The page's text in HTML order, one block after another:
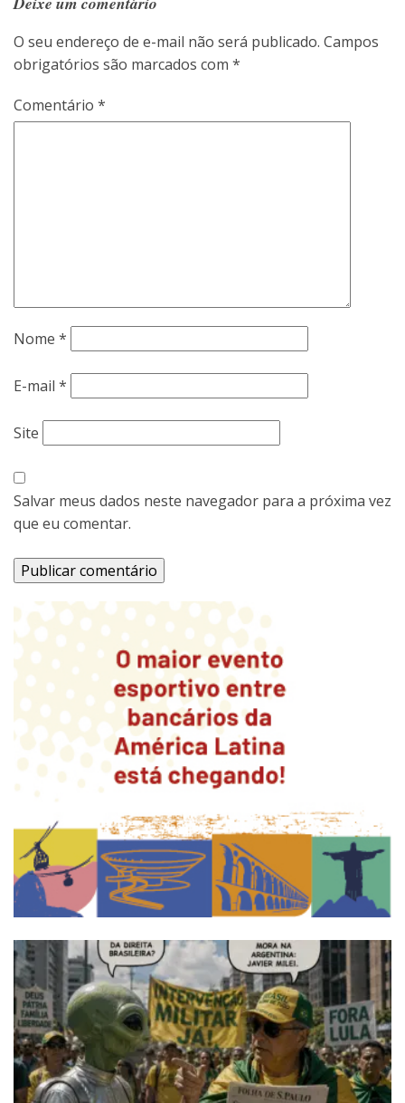
O seu endereço de e-mail não será publicado. Campos
obrigatórios são marcados com *
Comentário *
Nome *
E-mail *
Site
Salvar meus dados neste navegador para a próxima vez
que eu comentar.